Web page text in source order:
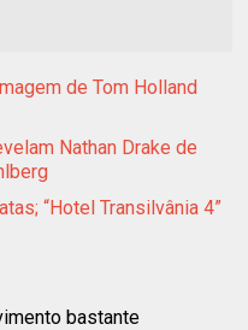
de Tom Holland
Nathan Drake de
“Hotel Transilvânia 4”
bastante